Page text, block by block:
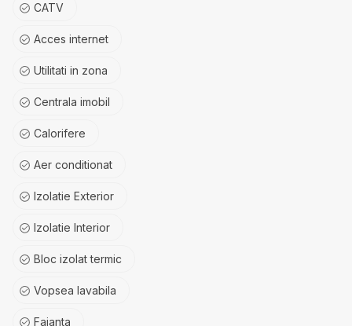
CATV
Acces internet
Utilitati in zona
Centrala imobil
Calorifere
Aer conditionat
Izolatie Exterior
Izolatie Interior
Bloc izolat termic
Vopsea lavabila
Faianta